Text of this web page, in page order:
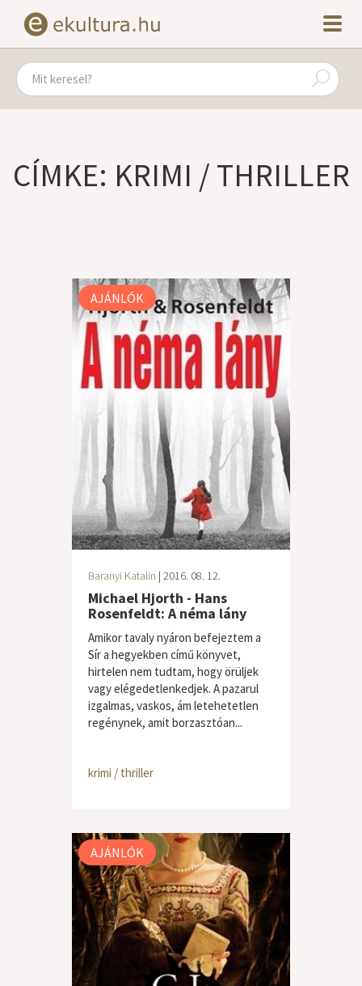
CÍMKE: KRIMI / THRILLER
AJÁNLÓK
Baranyi Katalin | 2016. 08. 12.
Michael Hjorth - Hans
Rosenfeldt: A néma lány
Amikor tavaly nyáron befejeztem a
Sír a hegyekben című könyvet,
hirtelen nem tudtam, hogy örüljek
vagy elégedetlenkedjek. A pazarul
izgalmas, vaskos, ám letehetetlen
regénynek, amit borzasztóan...
krimi / thriller
AJÁNLÓK